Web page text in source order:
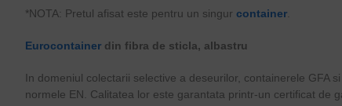
*NOTA: Pretul afisat este pentru un singur container
Eurocontainer din fibra de sticla, albastru
In domeniul colectarii selective a deseurilor, containerele GFA
normele EN. Calitatea lor este garantata printr-un certificat de